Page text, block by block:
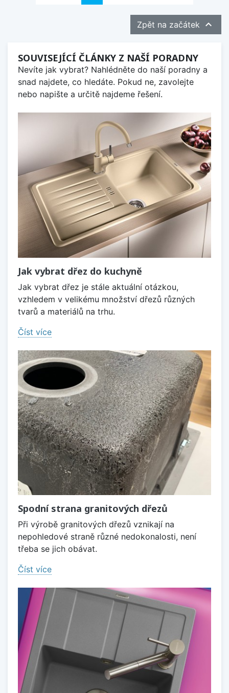
Zpět na začátek 
SOUVISEJÍCÍ ČLÁNKY Z NAŠÍ PORADNY
Nevíte jak vybrat? Nahlédněte do naší poradny a
snad najdete, co hledáte. Pokud ne, zavolejte
nebo napište a určitě najdeme řešení.
Jak vybrat dřez do kuchyně
Jak vybrat dřez je stále aktuální otázkou,
vzhledem v velikému množství dřezů různých
tvarů a materiálů na trhu.
Číst více
Spodní strana granitových dřezů
Při výrobě granitových dřezů vznikají na
nepohledové straně různé nedokonalosti, není
třeba se jich obávat.
Číst více